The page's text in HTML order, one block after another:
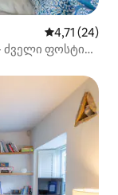
საშუალო
4,71 (24)